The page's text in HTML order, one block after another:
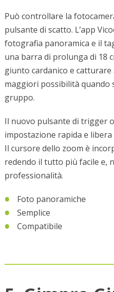
Può controllare la
pulsante di scatto. L’app
fotografia panoramica e il
una barra di prolunga di 18
giunto cardanico e
maggiori possibilità quando
gruppo.
Il nuovo pulsante di trigger
impostazione rapida e
Il cursore dello zoom è
redendo il tutto più facile e,
professionalità.
Foto panoramiche
Semplice
Compatibile